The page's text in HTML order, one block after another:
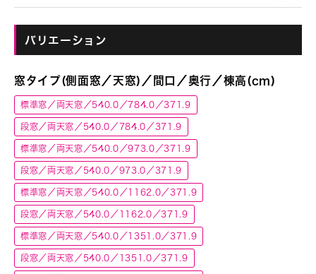
バリエーション
窓タイプ(側面窓／天窓)／間口／奥行／棟高(cm)
標準窓／両天窓／540.0／784.0／371.9
段窓／両天窓／540.0／784.0／371.9
標準窓／両天窓／540.0／973.0／371.9
段窓／両天窓／540.0／973.0／371.9
標準窓／両天窓／540.0／1162.0／371.9
段窓／両天窓／540.0／1162.0／371.9
標準窓／両天窓／540.0／1351.0／371.9
段窓／両天窓／540.0／1351.0／371.9